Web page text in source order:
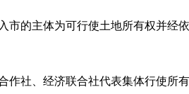
的主体为可行使土地所有权并经
社、经济联合社代表集体行使所